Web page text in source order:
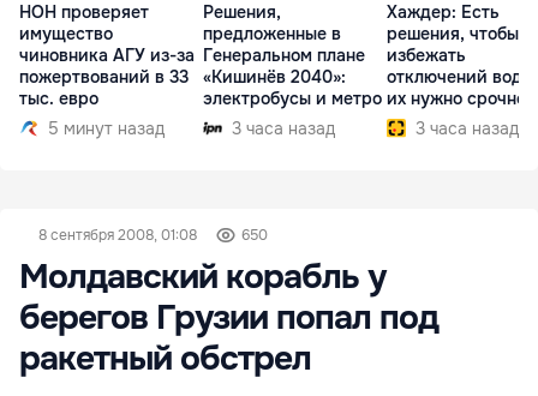
НОН проверяет
имущество
чиновника АГУ из-за
пожертвований в 33
тыс. евро
5 минут назад
Решения,
предложенные в
Генеральном плане
«Кишинёв 2040»:
электробусы и метро
3 часа назад
Хаждер: Есть
решения, чтобы
избежать
отключений
их нужно срочно
внедрить
3 часа назад
8 сентября 2008, 01:08 650
Молдавский корабль у
берегов Грузии попал под
ракетный обстрел